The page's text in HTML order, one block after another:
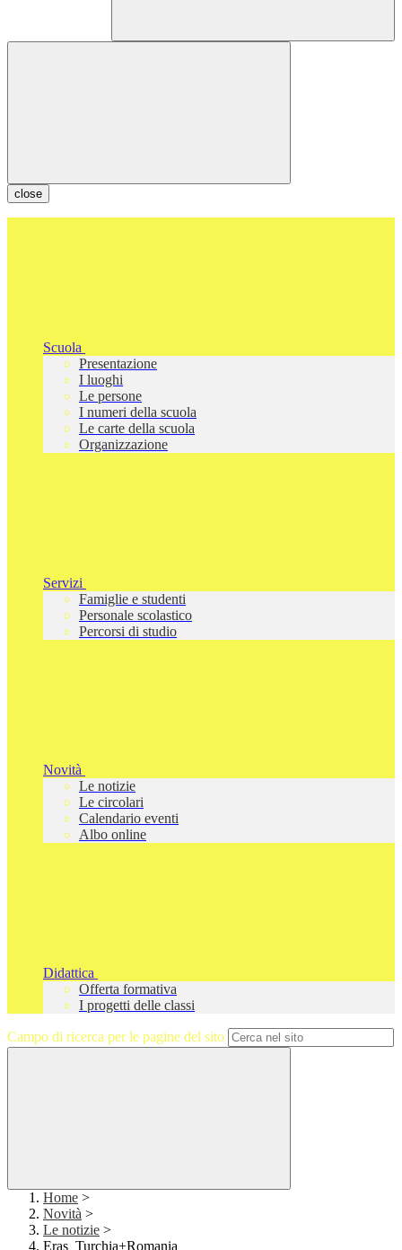
close
Scuola
Presentazione
I luoghi
Le persone
I numeri della scuola
Le carte della scuola
Organizzazione
Servizi
Famiglie e studenti
Personale scolastico
Percorsi di studio
Novità
Le notizie
Le circolari
Calendario eventi
Albo online
Didattica
Offerta formativa
I progetti delle classi
Campo di ricerca per le pagine del sito
Home >
Novità >
Le notizie >
Eras_Turchia+Romania